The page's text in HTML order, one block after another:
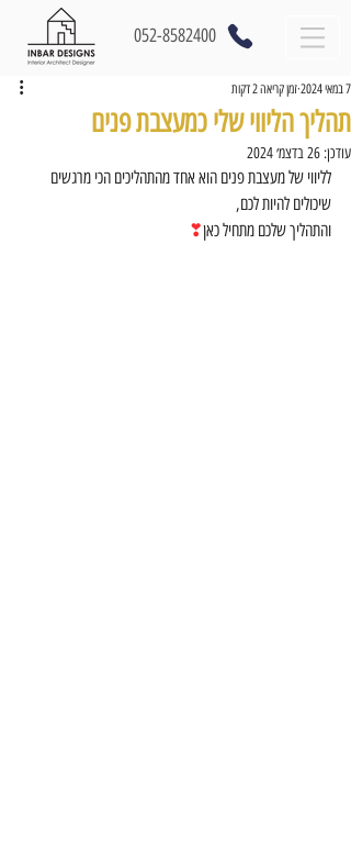
052-8582400
תהליך הליווי שלי כמעצבת פנים
7 במאי 2024 זמן קריאה 2 דקות
עודכן: 26 בדצמ׳ 2024
לליווי של מעצבת פנים הוא אחד מהתהליכים הכי מרגשים
שיכולים להיות לכם,
והתהליך שלכם מתחיל כאן❣